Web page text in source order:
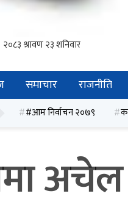
समाचार राजनीति
#आम निर्वाचन २०७९
अचेल